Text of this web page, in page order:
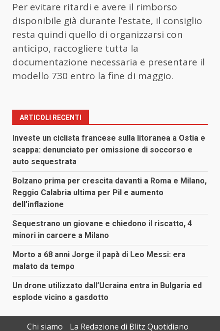
Per evitare ritardi e avere il rimborso
disponibile già durante l’estate, il consiglio
resta quindi quello di organizzarsi con
anticipo, raccogliere tutta la
documentazione necessaria e presentare il
modello 730 entro la fine di maggio.
ARTICOLI RECENTI
Investe un ciclista francese sulla litoranea a Ostia e
scappa: denunciato per omissione di soccorso e
auto sequestrata
Bolzano prima per crescita davanti a Roma e Milano,
Reggio Calabria ultima per Pil e aumento
dell’inflazione
Sequestrano un giovane e chiedono il riscatto, 4
minori in carcere a Milano
Morto a 68 anni Jorge il papà di Leo Messi: era
malato da tempo
Un drone utilizzato dall’Ucraina entra in Bulgaria ed
esplode vicino a gasdotto
Chi siamo La Redazione di Blitz Quotidiano